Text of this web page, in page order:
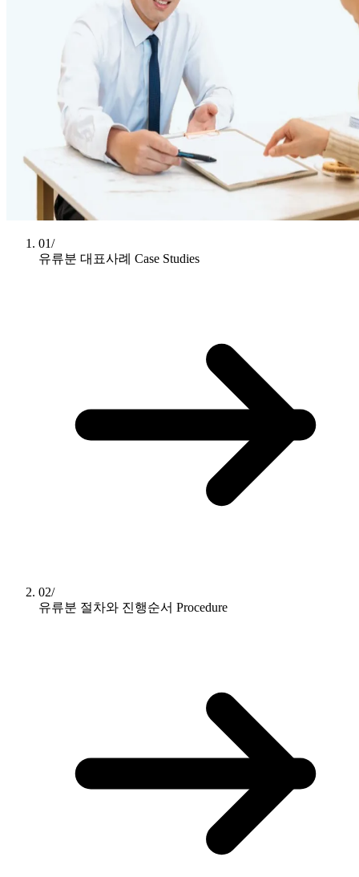
01/
유류분 대표사례 Case Studies
02/
유류분 절차와 진행순서 Procedure